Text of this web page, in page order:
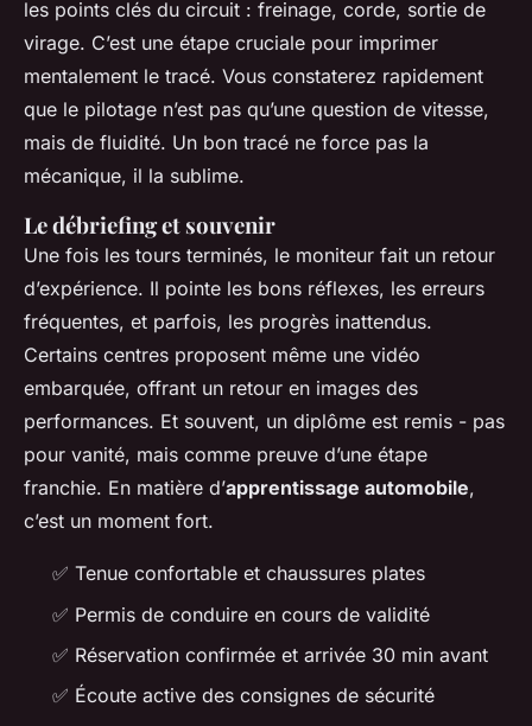
les points clés du circuit : freinage, corde, sortie de
virage. C’est une étape cruciale pour imprimer
mentalement le tracé. Vous constaterez rapidement
que le pilotage n’est pas qu’une question de vitesse,
mais de fluidité. Un bon tracé ne force pas la
mécanique, il la sublime.
Le débriefing et souvenir
Une fois les tours terminés, le moniteur fait un retour
d’expérience. Il pointe les bons réflexes, les erreurs
fréquentes, et parfois, les progrès inattendus.
Certains centres proposent même une vidéo
embarquée, offrant un retour en images des
performances. Et souvent, un diplôme est remis - pas
pour vanité, mais comme preuve d’une étape
franchie. En matière d’apprentissage automobile,
c’est un moment fort.
✅ Tenue confortable et chaussures plates
✅ Permis de conduire en cours de validité
✅ Réservation confirmée et arrivée 30 min avant
✅ Écoute active des consignes de sécurité